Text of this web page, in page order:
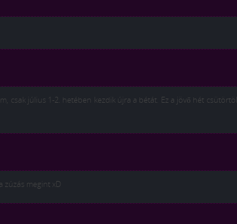
csak július 1-2. hetében kezdik újra a bétát. Ez a jövő hét
zúzás megint xD